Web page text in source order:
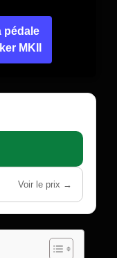
pédale
MKII
Voir le prix →